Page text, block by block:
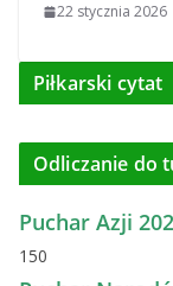
22 stycznia 2026
Piłkarski cytat
Odliczanie do
Puchar Azji
150